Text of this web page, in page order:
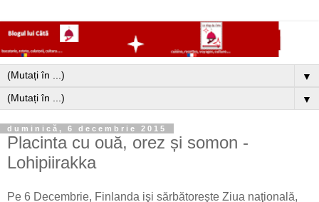
▼
▼
duminică, 6 decembrie 2015
Placinta cu ouă, orez și somon -
Lohipiirakka
Pe 6 Decembrie, Finlanda işi sărbătoreşte Ziua naţională,